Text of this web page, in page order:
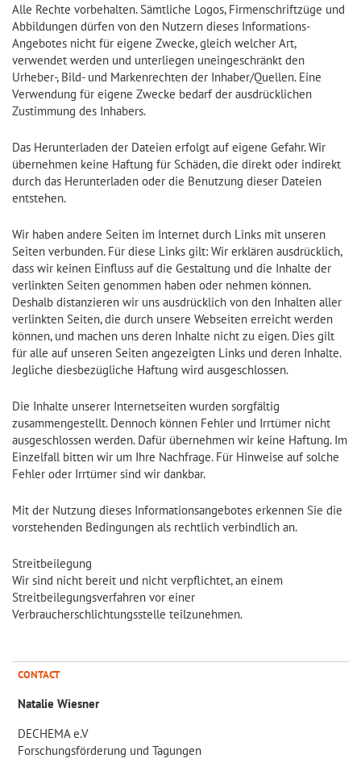
Alle Rechte vorbehalten. Sämtliche Logos, Firmenschriftzüge und
Abbildungen dürfen von den Nutzern dieses Informations-
Angebotes nicht für eigene Zwecke, gleich welcher Art,
verwendet werden und unterliegen uneingeschränkt den
Urheber-, Bild- und Markenrechten der Inhaber/Quellen. Eine
Verwendung für eigene Zwecke bedarf der ausdrücklichen
Zustimmung des Inhabers.
Das Herunterladen der Dateien erfolgt auf eigene Gefahr. Wir
übernehmen keine Haftung für Schäden, die direkt oder indirekt
durch das Herunterladen oder die Benutzung dieser Dateien
entstehen.
Wir haben andere Seiten im Internet durch Links mit unseren
Seiten verbunden. Für diese Links gilt: Wir erklären ausdrücklich,
dass wir keinen Einfluss auf die Gestaltung und die Inhalte der
verlinkten Seiten genommen haben oder nehmen können.
Deshalb distanzieren wir uns ausdrücklich von den Inhalten aller
verlinkten Seiten, die durch unsere Webseiten erreicht werden
können, und machen uns deren Inhalte nicht zu eigen. Dies gilt
für alle auf unseren Seiten angezeigten Links und deren Inhalte.
Jegliche diesbezügliche Haftung wird ausgeschlossen.
Die Inhalte unserer Internetseiten wurden sorgfältig
zusammengestellt. Dennoch können Fehler und Irrtümer nicht
ausgeschlossen werden. Dafür übernehmen wir keine Haftung. Im
Einzelfall bitten wir um Ihre Nachfrage. Für Hinweise auf solche
Fehler oder Irrtümer sind wir dankbar.
Mit der Nutzung dieses Informationsangebotes erkennen Sie die
vorstehenden Bedingungen als rechtlich verbindlich an.
Streitbeilegung
Wir sind nicht bereit und nicht verpflichtet, an einem
Streitbeilegungsverfahren vor einer
Verbraucherschlichtungsstelle teilzunehmen.
CONTACT
Natalie Wiesner
DECHEMA e.V
Forschungsförderung und Tagungen